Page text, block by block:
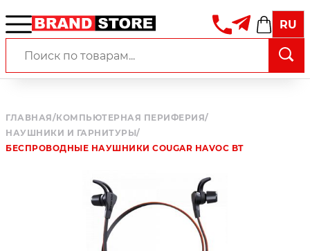
RU
ГЛАВНАЯ/КОМПЬЮТЕРНАЯ ПЕРИФЕРИЯ/
НАУШНИКИ И ГАРНИТУРЫ/
БЕСПРОВОДНЫЕ НАУШНИКИ COUGAR HAVOC BT